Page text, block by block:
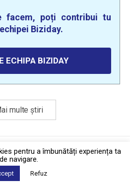
facem, poți contribui tu
Biziday.
ECHIPA BIZIDAY
multe știri
·Contact
2026 © Biziday
pentru a îmbunătăți experiența ta
de navigare.
Refuz